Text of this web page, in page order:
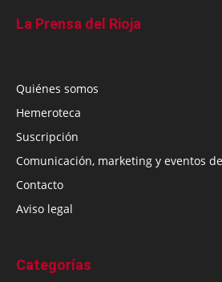
La Prensa del Rioja
Quiénes somos
Hemeroteca
Suscripción
Comunicación, marketing y eventos
Contacto
Aviso legal
Categorías